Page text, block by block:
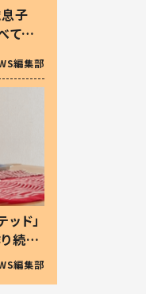
息子
てを
編集部
ド」
続け
子
編集部